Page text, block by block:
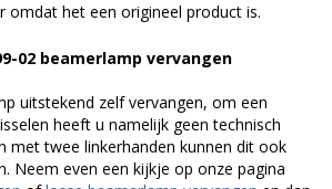
omdat het een origineel product is.
02 beamerlamp vervangen
uitstekend zelf vervangen, om een
heeft u namelijk geen technisch
met twee linkerhanden kunnen dit ook
Neem even een kijkje op onze pagina